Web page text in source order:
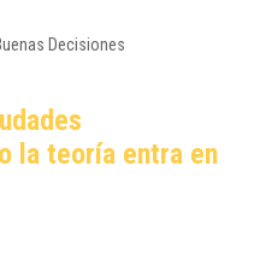
la teoría entra en